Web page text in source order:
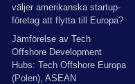
väljer amerikanska startup-
företag att flytta till Europa?
Jämförelse av Tech
Offshore Development
Hubs: Tech Offshore Europa
(Polen), ASEAN